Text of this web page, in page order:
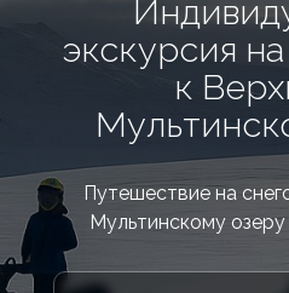
Путешествие на
Мультинскому
экскурсия
к